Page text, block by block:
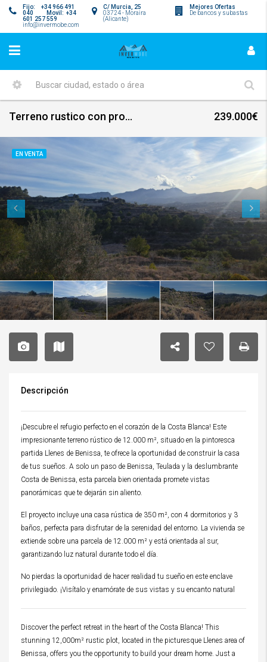
Mejores Ofertas
De bancos y subastas
C/ Murcia, 25
03724 - Moraira
(Alicante)
Fijo: +34 966 491
040 Movil: +34
601 257 559
info@invermobe.com
Terreno rustico con proyecto de una casa de campo en partida Llenes Benissa 239.000€
EN VENTA
Descripción
¡Descubre el refugio perfecto en el corazón de la Costa Blanca! Este
impresionante terreno rústico de 12.000 m², situado en la pintoresca
partida Llenes de Benissa, te ofrece la oportunidad de construir la casa
de tus sueños. A solo un paso de Benissa, Teulada y la deslumbrante
Costa de Benissa, esta parcela bien orientada promete vistas
panorámicas que te dejarán sin aliento.
El proyecto incluye una casa rústica de 350 m², con 4 dormitorios y 3
baños, perfecta para disfrutar de la serenidad del entorno. La vivienda se
extiende sobre una parcela de 12.000 m² y está orientada al sur,
garantizando luz natural durante todo el día.
No pierdas la oportunidad de hacer realidad tu sueño en este enclave
privilegiado. ¡Visítalo y enamórate de sus vistas y su encanto natural
Discover the perfect retreat in the heart of the Costa Blanca! This
stunning 12,000m² rustic plot, located in the picturesque Llenes area of
​​Benissa, offers you the opportunity to build your dream home. Just a